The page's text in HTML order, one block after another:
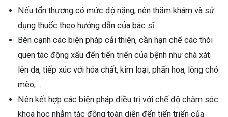
Nếu tổn thương có mức độ nặng, nên thăm khám và sử
dụng thuốc theo hướng dẫn của bác sĩ.
Bên cạnh các biện pháp cải thiện, cần hạn chế các thói
quen tác động xấu đến tiến triển của bệnh như chà xát
lên da, tiếp xúc với hóa chất, kim loại, phấn hoa, lông chó
mèo,…
Nên kết hợp các biện pháp điều trị với chế độ chăm sóc
khoa học nhằm tác động toàn diện đến tiến triển của